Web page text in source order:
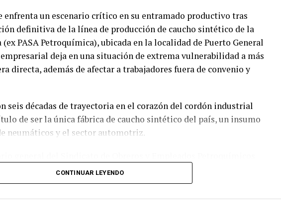
enfrenta un escenario crítico en su entramado productivo tras
definitiva de la línea de producción de caucho sintético de la
(ex PASA Petroquímica), ubicada en la localidad de Puerto General
deja en una situación de extrema vulnerabilidad a más
directa, además de afectar a trabajadores fuera de convenio y
seis décadas de trayectoria en el corazón del cordón industrial
de ser la única fábrica de caucho sintético del país, un insumo
neumáticos y el sector automotriz.
, el anuncio de la firma tomó por sorpresa al personal:
con una reunión, pensamos que
CONTINUAR LEYENDO